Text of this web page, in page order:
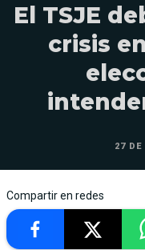
El TSJE
crisis
27
Compartir en redes